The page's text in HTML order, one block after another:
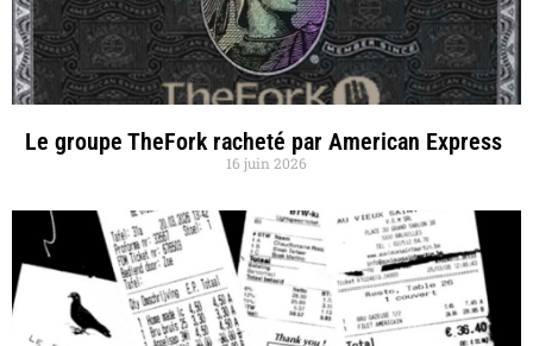
Le groupe TheFork racheté par American Express
16 juin 2026